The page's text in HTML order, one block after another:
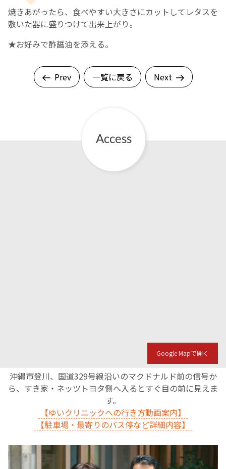
焼きあがったら、食べやすい大きさにカットしてレタスを
敷いた器に盛りつけて出来上がり。
★お好みで酢醤油を添える。
Prev 一覧に戻る Next
Google Mapで開く
沖縄市登川、国道329号線沿いのマクドナルド前の信号か
ら、すき家・ネッツトヨタ側へ入るとすぐ目の前に見えま
す。
【ゆいクリニックへの行き方動画案内】
【駐車場・最寄りのバス停など詳細内容】